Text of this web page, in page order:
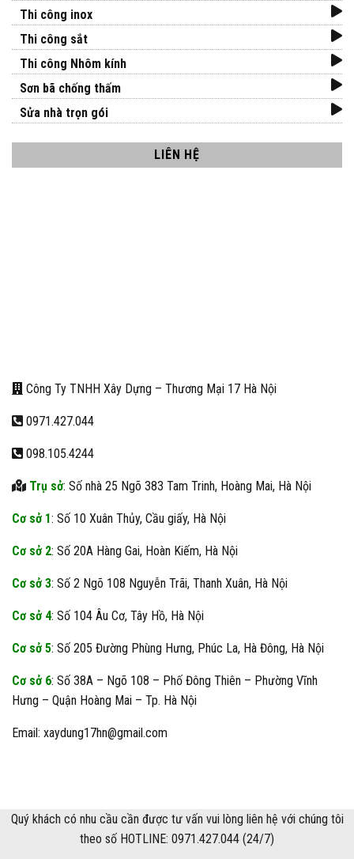
Thi công inox
Thi công sắt
Thi công Nhôm kính
Sơn bã chống thấm
Sửa nhà trọn gói
LIÊN HỆ
Công Ty TNHH Xây Dựng – Thương Mại 17 Hà Nội
0971.427.044
098.105.4244
Trụ sở: Số nhà 25 Ngõ 383 Tam Trinh, Hoàng Mai, Hà Nội
Cơ sở 1: Số 10 Xuân Thủy, Cầu giấy, Hà Nội
Cơ sở 2: Số 20A Hàng Gai, Hoàn Kiếm, Hà Nội
Cơ sở 3: Số 2 Ngõ 108 Nguyễn Trãi, Thanh Xuân, Hà Nội
Cơ sở 4: Số 104 Âu Cơ, Tây Hồ, Hà Nội
Cơ sở 5: Số 205 Đường Phùng Hưng, Phúc La, Hà Đông, Hà Nội
Cơ sở 6: Số 38A – Ngõ 108 – Phố Đông Thiên – Phường Vĩnh
Hưng – Quận Hoàng Mai – Tp. Hà Nội
Email: xaydung17hn@gmail.com
Quý khách có nhu cầu cần được tư vấn vui lòng liên hệ với chúng tôi
theo số HOTLINE: 0971.427.044 (24/7)